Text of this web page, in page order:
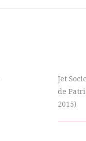
Jet
de
2015)